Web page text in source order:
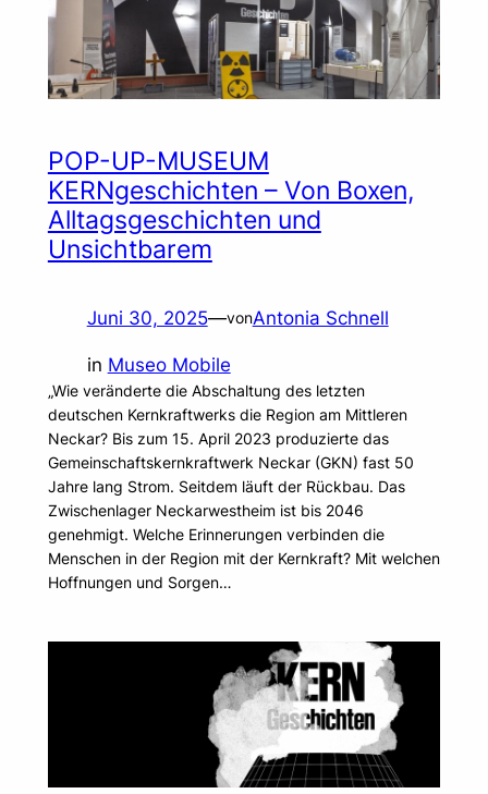
POP-UP-MUSEUM
KERNgeschichten – Von Boxen,
Alltagsgeschichten und
Unsichtbarem
Juni 30, 2025—vonAntonia Schnell
in Museo Mobile
„Wie veränderte die Abschaltung des letzten
deutschen Kernkraftwerks die Region am Mittleren
Neckar? Bis zum 15. April 2023 produzierte das
Gemeinschaftskernkraftwerk Neckar (GKN) fast 50
Jahre lang Strom. Seitdem läuft der Rückbau. Das
Zwischenlager Neckarwestheim ist bis 2046
genehmigt. Welche Erinnerungen verbinden die
Menschen in der Region mit der Kernkraft? Mit welchen
Hoffnungen und Sorgen…